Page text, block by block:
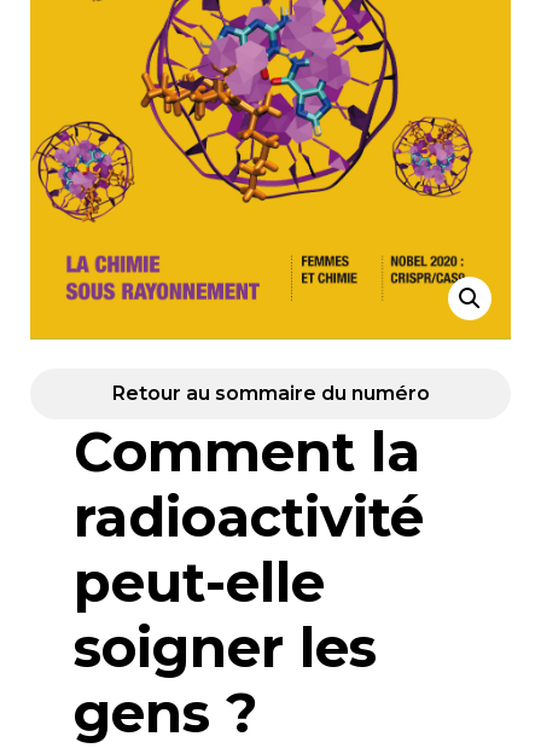
Retour au sommaire du numéro
Comment la
radioactivité
peut-elle
soigner les
gens ?